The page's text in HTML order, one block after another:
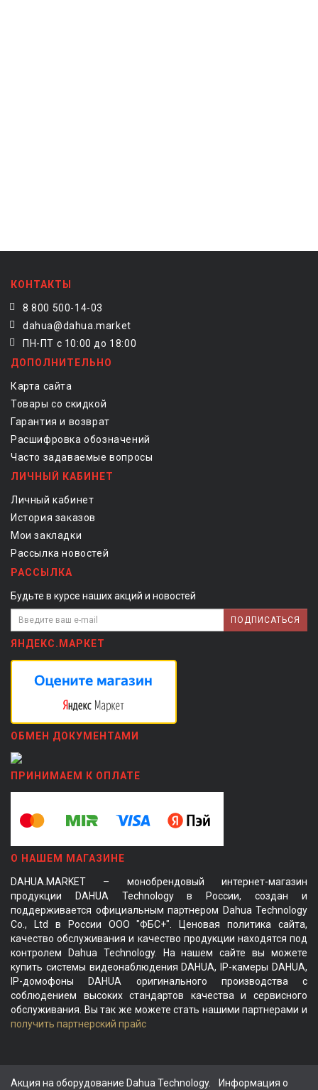
КОНТАКТЫ
8 800 500-14-03
dahua@dahua.market
ПН-ПТ с 10:00 до 18:00
ДОПОЛНИТЕЛЬНО
Карта сайта
Товары со скидкой
Гарантия и возврат
Расшифровка обозначений
Часто задаваемые вопросы
ЛИЧНЫЙ КАБИНЕТ
Личный кабинет
История заказов
Мои закладки
Рассылка новостей
РАССЫЛКА
Будьте в курсе наших акций и новостей
ПОДПИСАТЬСЯ
ЯНДЕКС.МАРКЕТ
ОБМЕН ДОКУМЕНТАМИ
ПРИНИМАЕМ К ОПЛАТЕ
О НАШЕМ МАГАЗИНЕ
DAHUA.MARKET – монобрендовый интернет-магазин
продукции DAHUA Technology в России, создан и
поддерживается официальным партнером Dahua Technology
Co., Ltd в России ООО "ФБС+". Ценовая политика сайта,
качество обслуживания и качество продукции находятся под
контролем Dahua Technology. На нашем сайте вы можете
купить системы видеонаблюдения DAHUA, IP-камеры DAHUA,
IP-домофоны DAHUA оригинального производства с
соблюдением высоких стандартов качества и сервисного
обслуживания. Вы так же можете стать нашими партнерами и
получить партнерский прайс
Акция на оборудование Dahua Technology. Информация о